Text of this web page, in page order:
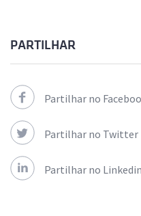
PARTILHAR
Partilhar no
Partilhar no Twitter
Partilhar no Linkedin